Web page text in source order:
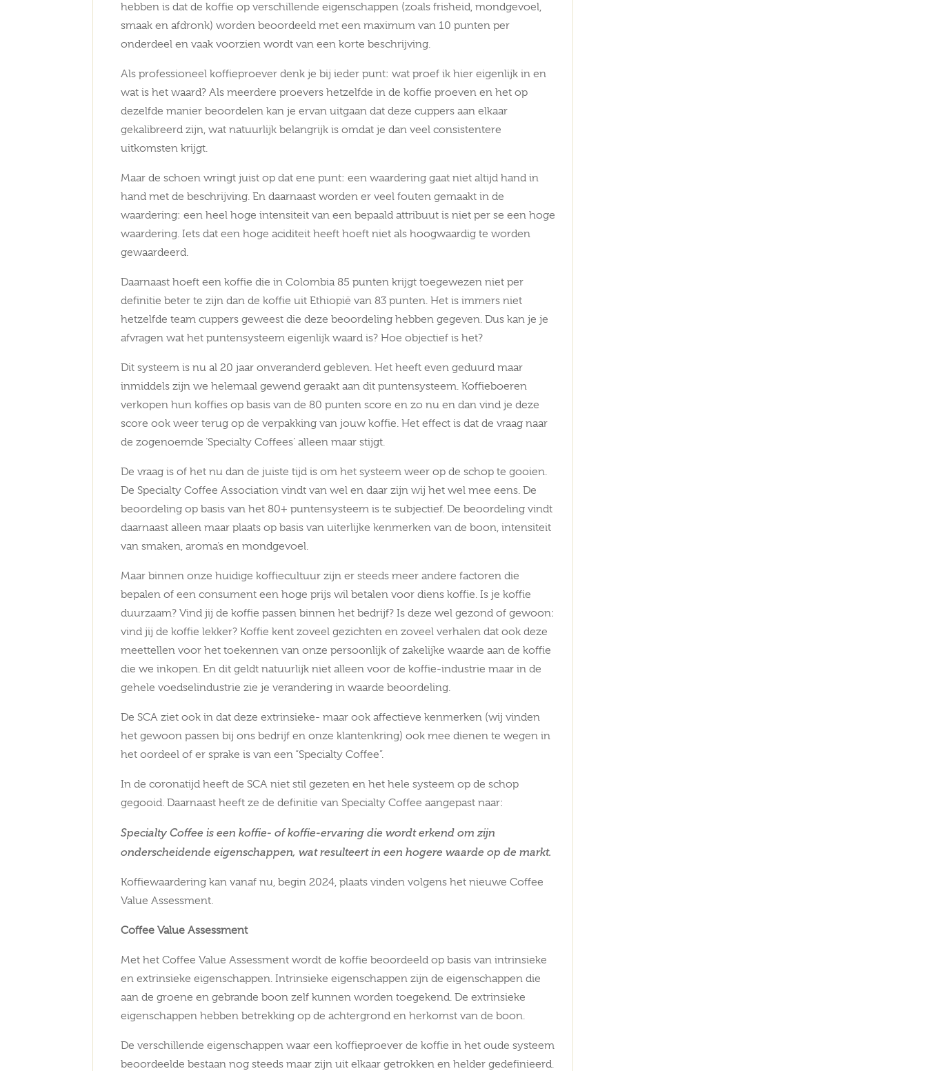
hebben is dat de koffie op verschillende eigenschappen (zoals frisheid, mondgevoel,
smaak en afdronk) worden beoordeeld met een maximum van 10 punten per
onderdeel en vaak voorzien wordt van een korte beschrijving.
Als professioneel koffieproever denk je bij ieder punt: wat proef ik hier eigenlijk in en
wat is het waard? Als meerdere proevers hetzelfde in de koffie proeven en het op
dezelfde manier beoordelen kan je ervan uitgaan dat deze cuppers aan elkaar
gekalibreerd zijn, wat natuurlijk belangrijk is omdat je dan veel consistentere
uitkomsten krijgt.
Maar de schoen wringt juist op dat ene punt: een waardering gaat niet altijd hand in
hand met de beschrijving. En daarnaast worden er veel fouten gemaakt in de
waardering: een heel hoge intensiteit van een bepaald attribuut is niet per se een hoge
waardering. Iets dat een hoge aciditeit heeft hoeft niet als hoogwaardig te worden
gewaardeerd.
Daarnaast hoeft een koffie die in Colombia 85 punten krijgt toegewezen niet per
definitie beter te zijn dan de koffie uit Ethiopië van 83 punten. Het is immers niet
hetzelfde team cuppers geweest die deze beoordeling hebben gegeven. Dus kan je je
afvragen wat het puntensysteem eigenlijk waard is? Hoe objectief is het?
Dit systeem is nu al 20 jaar onveranderd gebleven. Het heeft even geduurd maar
inmiddels zijn we helemaal gewend geraakt aan dit puntensysteem. Koffieboeren
verkopen hun koffies op basis van de 80 punten score en zo nu en dan vind je deze
score ook weer terug op de verpakking van jouw koffie. Het effect is dat de vraag naar
de zogenoemde ‘Specialty Coffees’ alleen maar stijgt.
De vraag is of het nu dan de juiste tijd is om het systeem weer op de schop te gooien.
De Specialty Coffee Association vindt van wel en daar zijn wij het wel mee eens. De
beoordeling op basis van het 80+ puntensysteem is te subjectief. De beoordeling vindt
daarnaast alleen maar plaats op basis van uiterlijke kenmerken van de boon, intensiteit
van smaken, aroma’s en mondgevoel.
Maar binnen onze huidige koffiecultuur zijn er steeds meer andere factoren die
bepalen of een consument een hoge prijs wil betalen voor diens koffie. Is je koffie
duurzaam? Vind jij de koffie passen binnen het bedrijf? Is deze wel gezond of gewoon:
vind jij de koffie lekker? Koffie kent zoveel gezichten en zoveel verhalen dat ook deze
meettellen voor het toekennen van onze persoonlijk of zakelijke waarde aan de koffie
die we inkopen. En dit geldt natuurlijk niet alleen voor de koffie-industrie maar in de
gehele voedselindustrie zie je verandering in waarde beoordeling.
De SCA ziet ook in dat deze extrinsieke- maar ook affectieve kenmerken (wij vinden
het gewoon passen bij ons bedrijf en onze klantenkring) ook mee dienen te wegen in
het oordeel of er sprake is van een “Specialty Coffee”.
In de coronatijd heeft de SCA niet stil gezeten en het hele systeem op de schop
gegooid. Daarnaast heeft ze de definitie van Specialty Coffee aangepast naar:
Specialty Coffee is een koffie- of koffie-ervaring die wordt erkend om zijn
onderscheidende eigenschappen, wat resulteert in een hogere waarde op de markt.
Koffiewaardering kan vanaf nu, begin 2024, plaats vinden volgens het nieuwe Coffee
Value Assessment.
Coffee Value Assessment
Met het Coffee Value Assessment wordt de koffie beoordeeld op basis van intrinsieke
en extrinsieke eigenschappen. Intrinsieke eigenschappen zijn de eigenschappen die
aan de groene en gebrande boon zelf kunnen worden toegekend. De extrinsieke
eigenschappen hebben betrekking op de achtergrond en herkomst van de boon.
De verschillende eigenschappen waar een koffieproever de koffie in het oude systeem
beoordeelde bestaan nog steeds maar zijn uit elkaar getrokken en helder gedefinieerd.